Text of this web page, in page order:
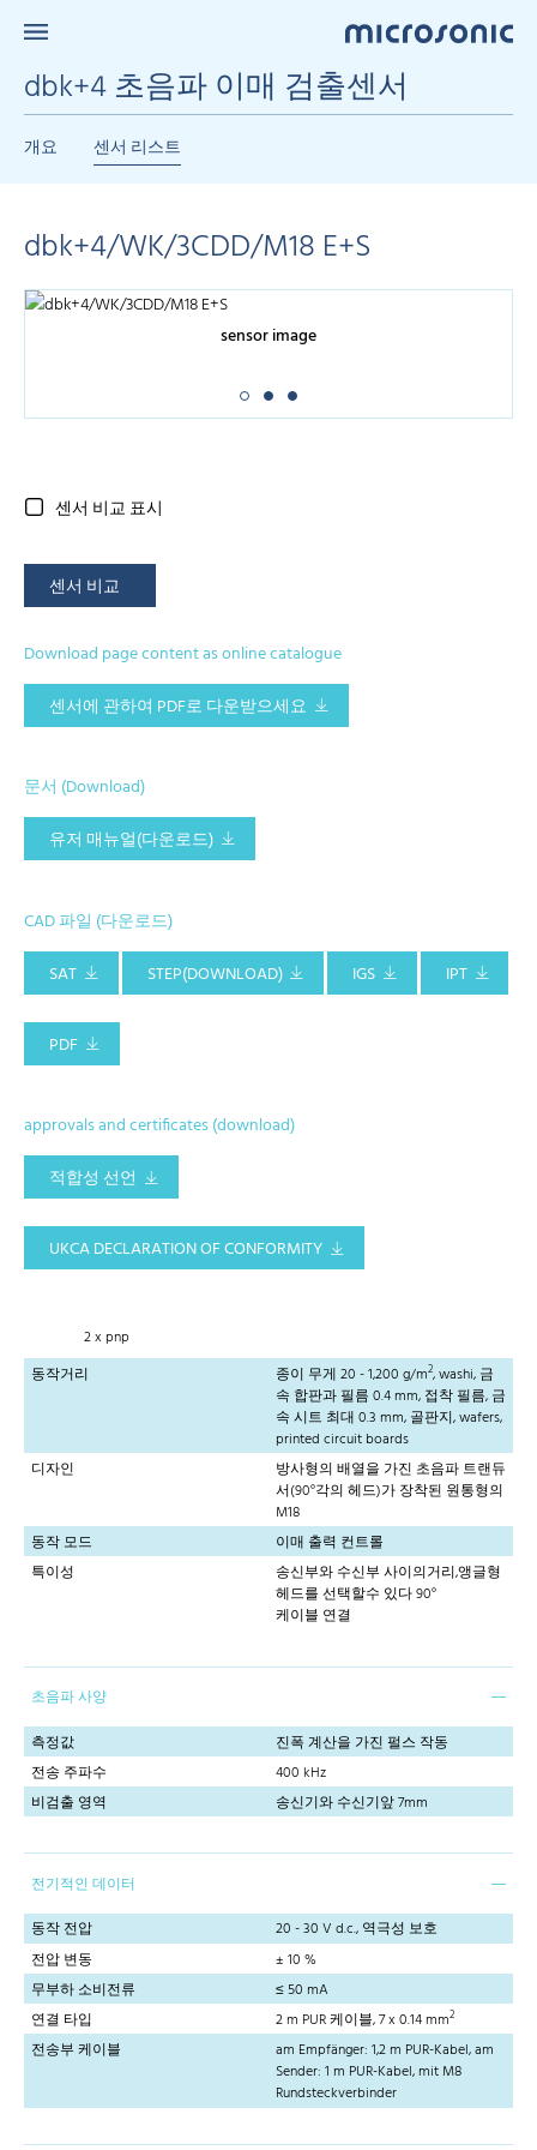
dbk+4 초음파 이매 검출센서
개요 센서 리스트
dbk+4/WK/3CDD/M18 E+S
sensor image
센서 비교 표시
센서 비교
Download page content as online catalogue
센서에 관하여 PDF로 다운받으세요
문서 (Download)
유저 매뉴얼(다운로드)
CAD 파일 (다운로드)
SAT
STEP(DOWNLOAD) IGS IPT
PDF
approvals and certificates (download)
적합성 선언
UKCA DECLARATION OF CONFORMITY
2 x pnp
동작거리
종이 무게 20 - 1,200 g/m2, washi, 금
속 합판과 필름 0.4 mm, 접착 필름, 금
속 시트 최대 0.3 mm, 골판지, wafers,
printed circuit boards
디자인
방사형의 배열을 가진 초음파 트랜듀
서(90°각의 헤드)가 장착된 원통형의
M18
동작 모드
이매 출력 컨트롤
특이성
송신부와 수신부 사이의거리,앵글형
헤드를 선택할수 있다 90°
케이블 연결
초음파 사양
측정값
진폭 계산을 가진 펄스 작동
전송 주파수
400 kHz
비검출 영역
송신기와 수신기앞 7mm
전기적인 데이터
동작 전압
20 - 30 V d.c., 역극성 보호
전압 변동
± 10 %
무부하 소비전류
≤ 50 mA
연결 타입
2 m PUR 케이블, 7 x 0.14 mm2
전송부 케이블
am Empfänger: 1,2 m PUR-Kabel, am
Sender: 1 m PUR-Kabel, mit M8
Rundsteckverbinder